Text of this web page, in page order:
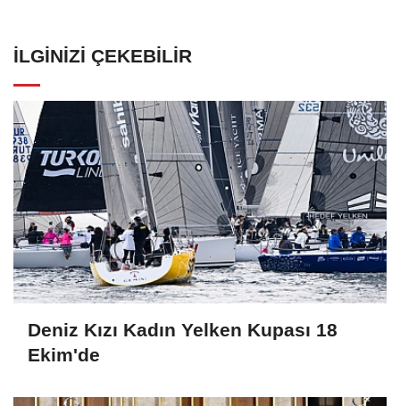
İLGINIZI ÇEKEBILIR
Deniz Kızı Kadın Yelken Kupası 18
Ekim'de